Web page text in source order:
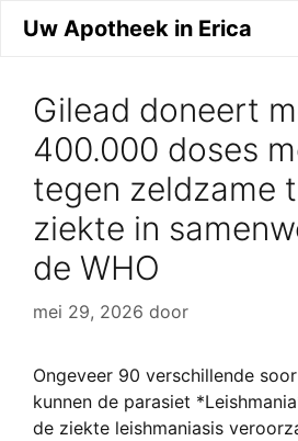
naarUw Apotheek in Erica
Gilead doneert
400.000 doses
tegen zeldzame
ziekte in
de WHO
mei 29, 2026 door
Ongeveer 90 verschillende
kunnen de parasiet
de ziekte leishmaniasis